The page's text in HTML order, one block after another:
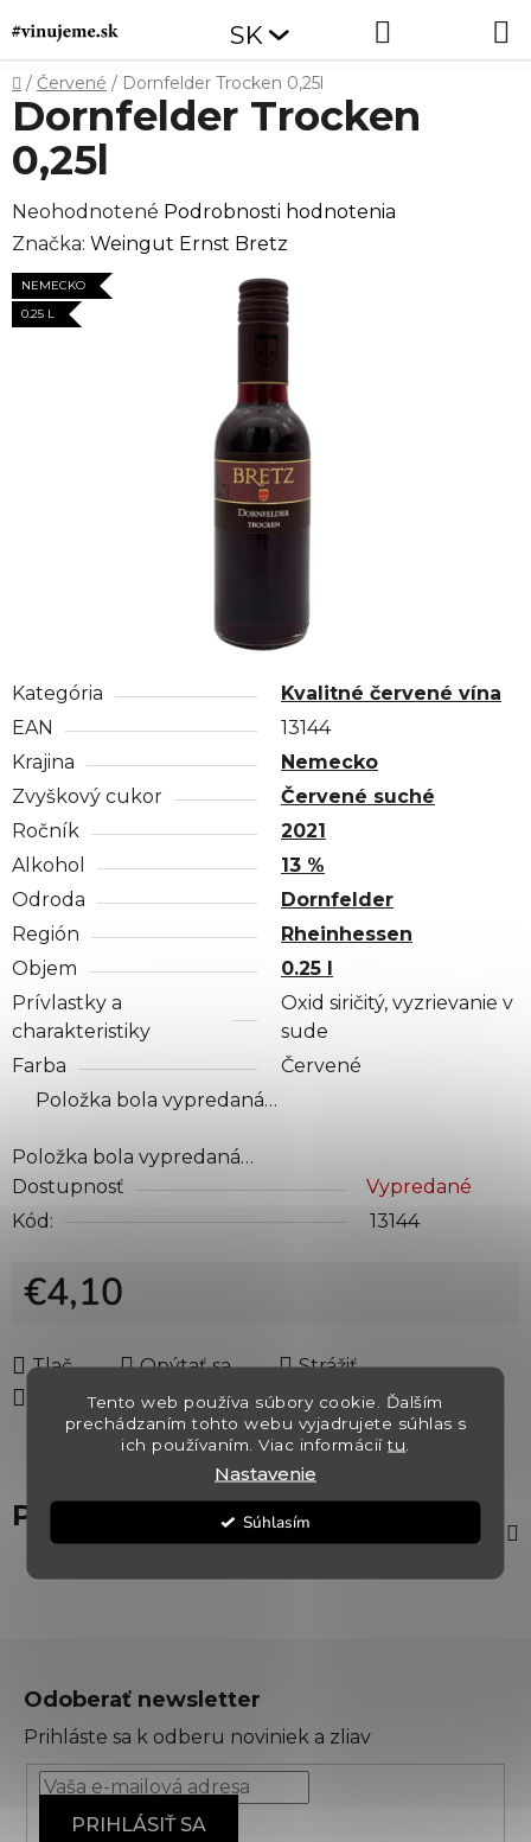
Tento web používa súbory cookie. Ďalším
prechádzaním tohto webu vyjadrujete súhlas s
ich používaním. Viac informáciítu
Nastavenie
Súhlasím
na
obsah
SK
Domov
/ Červené / Dornfelder Trocken 0,25l
Kategória
Kvalitné červené vína
EAN
13144
Krajina
Nemecko
Zvyškový cukor
Červené suché
Ročník
2021
Alkohol
13 %
Odroda
Dornfelder
Región
Rheinhessen
Objem
0.25 l
Prívlastky a
charakteristiky
Oxid siričitý, vyzrievanie v
sude
Farba
Červené
Položka bola vypredaná…
Položka bola vypredaná…
Dostupnosť
Vypredané
Kód:
13144
€4,10
Tlač
Opýtať sa
Strážiť
Zdieľať
Dornfelder Trocken
0,25l
Priemerné
hodnotenie
produktu
je
Neohodnotené Podrobnosti hodnotenia
Značka: Weingut Ernst Bretz
NEMECKO
0.25 L
Popis
Odoberať newsletter
Prihláste sa k odberu noviniek a zliav
PRIHLÁSIŤ SA